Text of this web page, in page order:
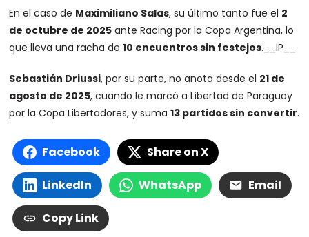
En el caso de Maximiliano Salas, su último tanto fue el 2
de octubre de 2025 ante Racing por la Copa Argentina, lo
que lleva una racha de10 encuentros sin festejos. __IP__
Sebastián Driussi, por su parte, no anota desde el 21 de
agosto de 2025, cuando le marcó a Libertad de Paraguay
por la Copa Libertadores, y suma13 partidos sin convertir.
Facebook Share on X
LinkedIn WhatsApp Email
Copy Link